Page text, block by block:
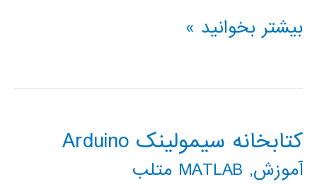
پیاده
متلب
عصبی
AlexNet
بیشتر بخوانید »
کتابخانه سیمولینک Arduino
آموزش, MATLAB متلب